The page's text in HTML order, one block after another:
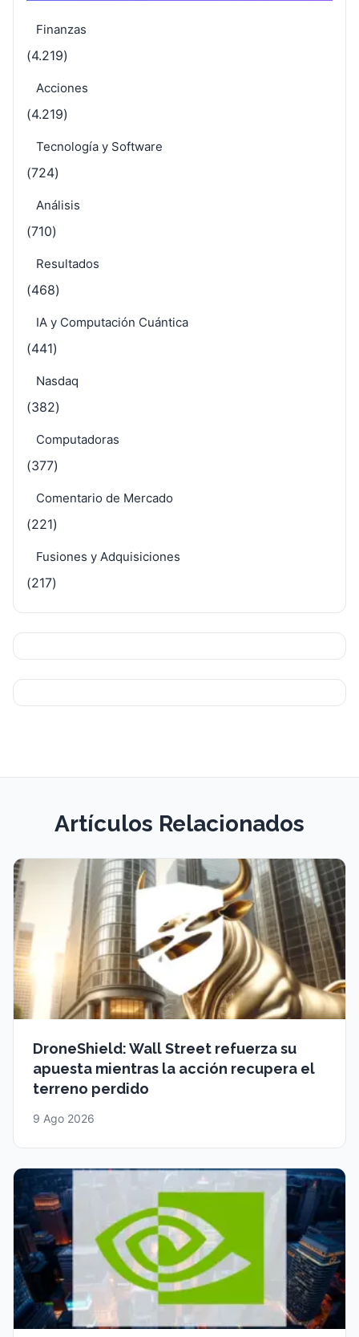
Finanzas
(4.219)
Acciones
(4.219)
Tecnología y Software
(724)
Análisis
(710)
Resultados
(468)
IA y Computación Cuántica
(441)
Nasdaq
(382)
Computadoras
(377)
Comentario de Mercado
(221)
Fusiones y Adquisiciones
(217)
Artículos Relacionados
DroneShield: Wall Street refuerza su
apuesta mientras la acción recupera el
terreno perdido
9 Ago 2026